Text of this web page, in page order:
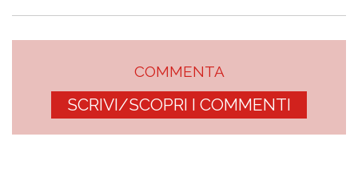
COMMENTA
SCRIVI/SCOPRI I COMMENTI